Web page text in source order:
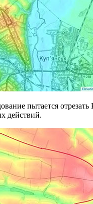
пытается
действий.